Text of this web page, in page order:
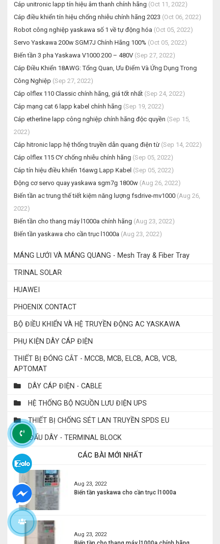
Cáp unitronic lapp tín hiệu âm thanh chính hãng (Oct 11, 2022)
Cáp điều khiển tín hiệu chống nhiễu chính hãng 2023 (Oct 06, 2022)
Robot công nghiệp yaskawa số 1 về tự động hóa (Oct 05, 2022)
Servo Yaskawa 200w SGM7J Chính Hãng 100% (Oct 05, 2022)
Biến tần 3 pha Yaskawa V1000 200 – 480V (Sep 27, 2022)
Cáp Điều Khiển 18AWG: Tổng Quan, Ưu Điểm Và Ứng Dụng Trong
Công Nghiệp (Sep 27, 2022)
Cáp olflex 110 Classic chính hãng, giá tốt nhất (Sep 24, 2022)
Cáp mạng cat 6 lapp kabel chính hãng (Sep 19, 2022)
Cáp etherline lapp công nghiệp chính hãng độc quyền (Sep 15,
2022)
Cáp hitronic lapp hệ thống truyền dẫn quang điện từ (Sep 14, 2022)
Cáp olflex 115 CY chống nhiễu chính hãng (Sep 05, 2022)
Cáp tín hiệu điều khiển 16awg Lapp Kabel (Sep 05, 2022)
Động cơ servo quay yaskawa sgm7g 1800w (Aug 26, 2022)
Biến tần ac trung thế tiết kiệm năng lượng fsdrive-mv1000 (Aug 26,
2022)
Biến tần cho thang máy l1000a chính hãng (Aug 23, 2022)
Biến tần yaskawa cho cần trục l1000a (Aug 23, 2022)
MÁNG LƯỚI VÀ MÁNG QUANG - Mesh Tray & Fiber Tray
TRINAL SOLAR
HUAWEI
PHOENIX CONTACT
BỘ ĐIỀU KHIỂN VÀ HỆ TRUYỀN ĐỘNG AC YASKAWA
PHỤ KIỆN DÂY CÁP ĐIỆN
THIẾT BỊ ĐÓNG CẮT - MCCB, MCB, ELCB, ACB, VCB,
APTOMAT
DÂY CÁP ĐIỆN - CABLE
HỆ THỐNG BỘ NGUỒN LƯU ĐIỆN UPS
THIẾT BỊ CHỐNG SÉT LAN TRUYỀN SPDS EU
CẤU ĐẤU DÂY - TERMINAL BLOCK
CÁC BÀI MỚI NHẤT
Aug 23, 2022
Biến tần yaskawa cho cần trục l1000a
Aug 23, 2022